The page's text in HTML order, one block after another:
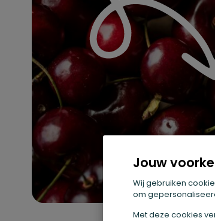
Jouw
Wij gebruiken
om
Met deze cookies